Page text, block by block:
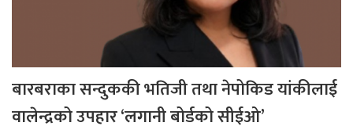
बारबराका सन्दुककी भतिजी तथा नेपोकिड यांकीलाई
वालेन्द्रको उपहार ‘लगानी बोर्डको सीईओ’